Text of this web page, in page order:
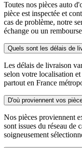
Toutes nos pièces auto
pièce est inspectée et
cas de problème, notre
échange ou un
Quels sont les délais de
Les délais de livraison
selon votre localisation
partout en France
D'où proviennent vos
Nos pièces proviennent
sont issues du réseau de
soigneusement